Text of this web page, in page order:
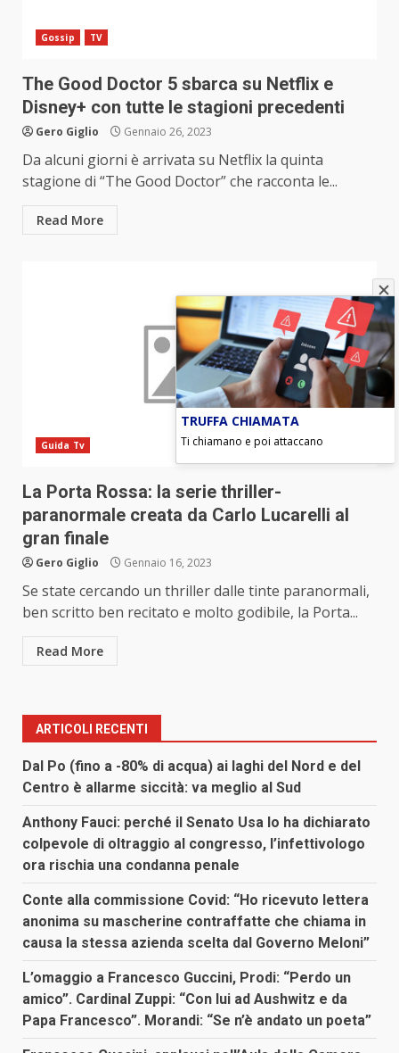
Gossip TV
The Good Doctor 5 sbarca su Netflix e
Disney+ con tutte le stagioni precedenti
Gero Giglio Gennaio 26, 2023
Da alcuni giorni è arrivata su Netflix la quinta
stagione di “The Good Doctor” che racconta le...
Read More
Guida Tv
La Porta Rossa: la serie thriller-
paranormale creata da Carlo Lucarelli al
gran finale
Gero Giglio Gennaio 16, 2023
Se state cercando un thriller dalle tinte paranormali,
ben scritto ben recitato e molto godibile, la Porta...
Read More
ARTICOLI RECENTI
Dal Po (fino a -80% di acqua) ai laghi del Nord e del
Centro è allarme siccità: va meglio al Sud
Anthony Fauci: perché il Senato Usa lo ha dichiarato
colpevole di oltraggio al congresso, l’infettivologo
ora rischia una condanna penale
Conte alla commissione Covid: “Ho ricevuto lettera
anonima su mascherine contraffatte che chiama in
causa la stessa azienda scelta dal Governo Meloni”
L’omaggio a Francesco Guccini, Prodi: “Perdo un
amico”. Cardinal Zuppi: “Con lui ad Aushwitz e da
Papa Francesco”. Morandi: “Se n’è andato un poeta”
TRUFFA CHIAMATA
Ti chiamano e poi attaccano